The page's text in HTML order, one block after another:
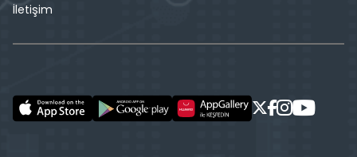
İletişim